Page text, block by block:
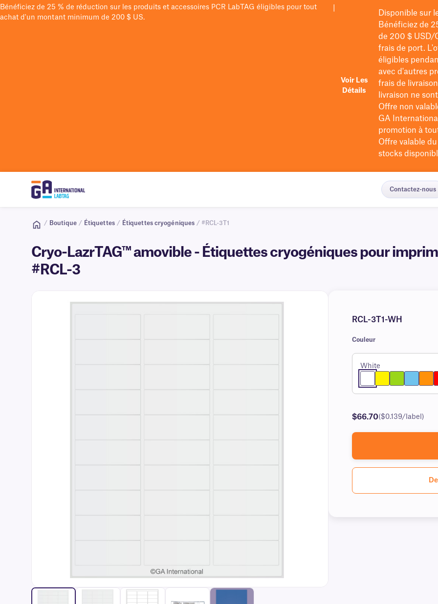
Bénéficiez de 25 % de réduction sur les produits et accessoires PCR LabTAG éligibles pour tout
achat d'un montant minimum de 200 $ US.
Voir Les
Détails
Disponible sur
Bénéficiez de
de 200 $USD/
frais de port.
éligibles
avec d'autres
frais de
livraison ne
Offre non
GA
promotion à
Offre valable
stocks
Contactez-nous
/ Boutique / Étiquettes / Étiquettes cryogéniques / #RCL-3T1
Cryo-LazrTAG™ amovible - Étiquettes cryogéniques pour
#RCL-3
RCL-3T1-WH
Couleur
White
$66.70($0.139/label)